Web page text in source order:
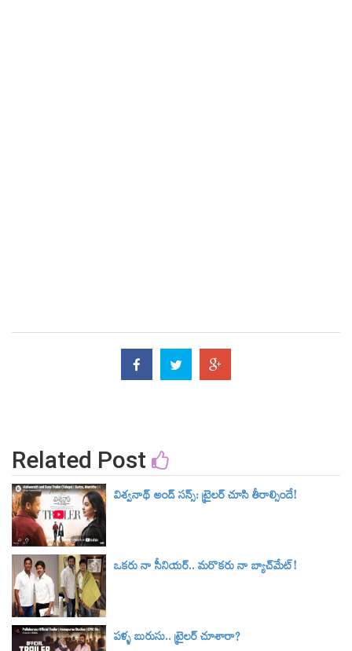
Related Post
విశ్వనాథ్ అండ్ సన్స్: ట్రైలర్‌ చూసి తీరాల్సిందే!
ఒకరు నా సీనియర్.. మరొకరు నా బ్యాచ్‌మేట్!
పళ్ళ బురుసు.. ట్రైలర్‌ చూశారా?